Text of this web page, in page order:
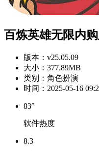
百炼英雄无限内
版本： v25.05.09
大小： 377.89MB
类别： 角色扮演
时间： 2025-05-16
83°
软件热度
8.3